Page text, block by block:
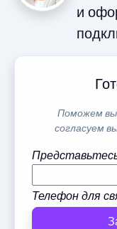
и
Поможем
согласуем
Телефон для